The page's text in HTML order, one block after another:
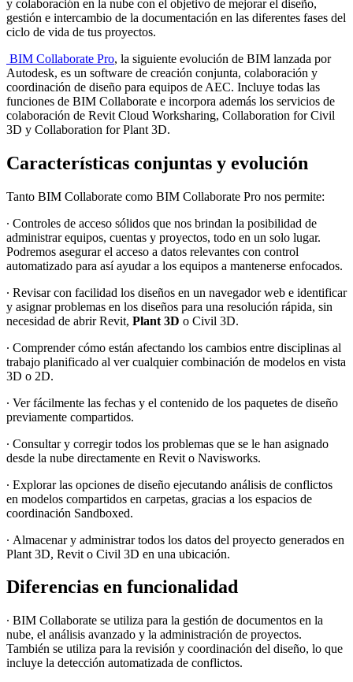
y colaboración en la nube con el objetivo de mejorar el diseño,
gestión e intercambio de la documentación en las diferentes fases del
ciclo de vida de tus proyectos.
BIM Collaborate Pro, la siguiente evolución de BIM lanzada por
Autodesk, es un software de creación conjunta, colaboración y
coordinación de diseño para equipos de AEC. Incluye todas las
funciones de BIM Collaborate e incorpora además los servicios de
colaboración de Revit Cloud Worksharing, Collaboration for Civil
3D y Collaboration for Plant 3D.
Características conjuntas y evolución
Tanto BIM Collaborate como BIM Collaborate Pro nos permite:
∙ Controles de acceso sólidos que nos brindan la posibilidad de
administrar equipos, cuentas y proyectos, todo en un solo lugar.
Podremos asegurar el acceso a datos relevantes con control
automatizado para así ayudar a los equipos a mantenerse enfocados.
∙ Revisar con facilidad los diseños en un navegador web e identificar
y asignar problemas en los diseños para una resolución rápida, sin
necesidad de abrir Revit, Plant 3D o Civil 3D.
∙ Comprender cómo están afectando los cambios entre disciplinas al
trabajo planificado al ver cualquier combinación de modelos en vista
3D o 2D.
∙ Ver fácilmente las fechas y el contenido de los paquetes de diseño
previamente compartidos.
∙ Consultar y corregir todos los problemas que se le han asignado
desde la nube directamente en Revit o Navisworks.
∙ Explorar las opciones de diseño ejecutando análisis de conflictos
en modelos compartidos en carpetas, gracias a los espacios de
coordinación Sandboxed.
∙ Almacenar y administrar todos los datos del proyecto generados en
Plant 3D, Revit o Civil 3D en una ubicación.
Diferencias en funcionalidad
∙ BIM Collaborate se utiliza para la gestión de documentos en la
nube, el análisis avanzado y la administración de proyectos.
También se utiliza para la revisión y coordinación del diseño, lo que
incluye la detección automatizada de conflictos.